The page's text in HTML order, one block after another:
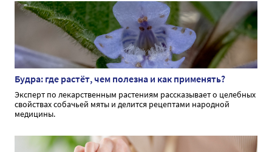
Будра: где растёт, чем полезна и как применять?
Эксперт по лекарственным растениям рассказывает о целебных
свойствах собачьей мяты и делится рецептами народной
медицины.